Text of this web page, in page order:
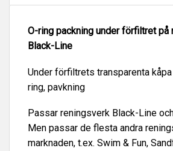
O-ring packning under förfiltret på
Black-Line
Under förfiltrets transparenta
ring, pavkning
Passar reningsverk Black-Line
Men passar de flesta andra
marknaden, t.ex. Swim & Fun,